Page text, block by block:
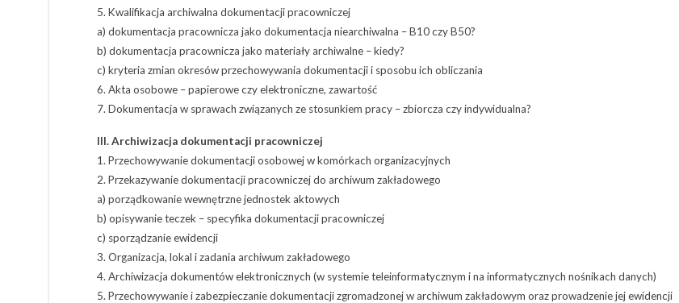
5. Kwalifikacja archiwalna dokumentacji pracowniczej
a) dokumentacja pracownicza jako dokumentacja niearchiwalna – B10 czy B50?
b) dokumentacja pracownicza jako materiały archiwalne – kiedy?
c) kryteria zmian okresów przechowywania dokumentacji i sposobu ich obliczania
6. Akta osobowe – papierowe czy elektroniczne, zawartość
7. Dokumentacja w sprawach związanych ze stosunkiem pracy – zbiorcza czy indywidualna?
III. Archiwizacja dokumentacji pracowniczej
1. Przechowywanie dokumentacji osobowej w komórkach organizacyjnych
2. Przekazywanie dokumentacji pracowniczej do archiwum zakładowego
a) porządkowanie wewnętrzne jednostek aktowych
b) opisywanie teczek – specyfika dokumentacji pracowniczej
c) sporządzanie ewidencji
3. Organizacja, lokal i zadania archiwum zakładowego
4. Archiwizacja dokumentów elektronicznych (w systemie teleinformatycznym i na informatycznych nośnikach danych)
5. Przechowywanie i zabezpieczanie dokumentacji zgromadzonej w archiwum zakładowym oraz prowadzenie jej ewidencji